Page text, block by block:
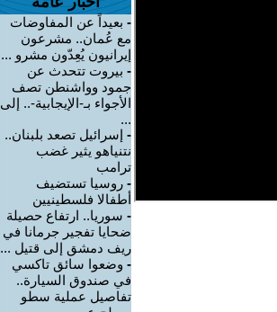
- بعيداً عن المفاوضات
مع عُمان.. مشرعون
إيرانيون يُعِدّون مشرو ...
- بيروت تتحدث عن
جمود وواشنطن تصف
الأجواء بـ-الإيجابية-.. إلى
...
- إسرائيل تصعد بلبنان..
نتنياهو يثير غضب
ترامب
- روسيا تستضيف
أطفالا فلسطينيين
- سوريا.. ارتفاع حصيلة
ضحايا تفجير جرمانا في
ريف دمشق إلى قتيل ...
- وضعوا سائق تاكسي
في صندوق السيارة..
تفاصيل عملية سطو